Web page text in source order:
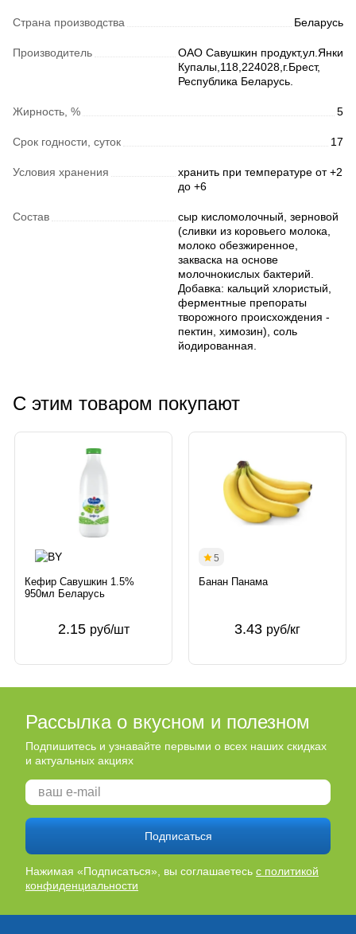
Страна производства Беларусь
Производитель
ОАО Савушкин продукт,ул.Янки
Купалы,118,224028,г.Брест,
Республика Беларусь.
Жирность, % 5
Срок годности, суток 17
Условия хранения
хранить при температуре от +2
до +6
Состав
сыр кисломолочный, зерновой
(сливки из коровьего молока,
молоко обезжиренное,
закваска на основе
молочнокислых бактерий.
Добавка: кальций хлористый,
ферментные препораты
творожного происхождения -
пектин, химозин), соль
йодированная.
С этим товаром покупают
Кефир Савушкин 1.5%
950мл Беларусь
2.15 руб/шт
5
Банан Панама
3.43 руб/кг
Рассылка о вкусном и полезном
Подпишитесь и узнавайте первыми о всех наших скидках
и актуальных акциях
Подписаться
Нажимая «Подписаться», вы соглашаетесь с политикой
конфиденциальности